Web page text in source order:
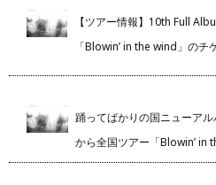
【ツアー情報】10th Full
「Blowin’ in the wind」のチ
踊ってばかりの国ニューア
から全国ツアー「Blowin’ in